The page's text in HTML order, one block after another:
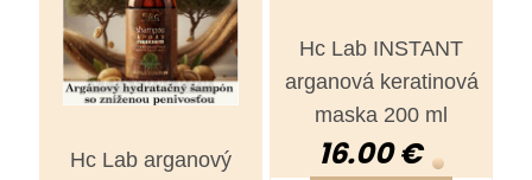
Hc Lab arganový
Hc Lab INSTANT
arganová keratinová
maska 200 ml
16.00 €